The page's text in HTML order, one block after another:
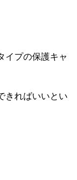
イプの保護キャ
きればいいとい